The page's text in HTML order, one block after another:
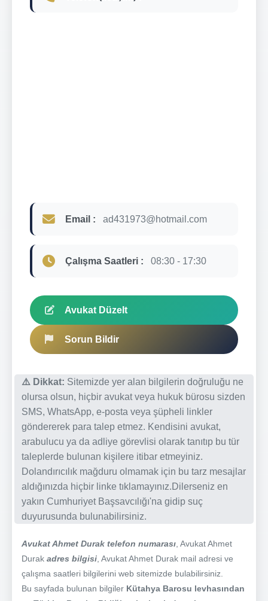
Email : ad431973@hotmail.com
Çalışma Saatleri : 08:30 - 17:30
Avukat Düzelt
Sorun Bildir
⚠️ Dikkat: Sitemizde yer alan bilgilerin doğruluğu ne
olursa olsun, hiçbir avukat veya hukuk bürosu sizden
SMS, WhatsApp, e-posta veya şüpheli linkler
göndererek para talep etmez. Kendisini avukat,
arabulucu ya da adliye görevlisi olarak tanıtıp bu tür
taleplerde bulunan kişilere itibar etmeyiniz.
Dolandırıcılık mağduru olmamak için bu tarz mesajlar
aldığınızda hiçbir linke tıklamayınız.Dilerseniz en
yakın Cumhuriyet Başsavcılığı'na gidip suç
duyurusunda bulunabilirsiniz.
Avukat Ahmet Durak telefon numarası , Avukat Ahmet
Durak adres bilgisi , Avukat Ahmet Durak mail adresi ve
çalışma saatleri bilgilerini web sitemizde bulabilirsiniz.
Bu sayfada bulunan bilgiler Kütahya Barosu levhasından